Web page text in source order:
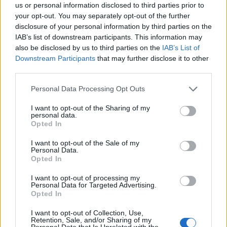
us or personal information disclosed to third parties prior to
your opt-out. You may separately opt-out of the further
disclosure of your personal information by third parties on the
IAB’s list of downstream participants. This information may
also be disclosed by us to third parties on the IAB’s List of
Downstream Participants that may further disclose it to other
Personal Data Processing Opt Outs
I want to opt-out of the Sharing of my
personal data.
Opted In
I want to opt-out of the Sale of my
Personal Data.
Opted In
I want to opt-out of processing my
Personal Data for Targeted Advertising.
Opted In
I want to opt-out of Collection, Use,
Retention, Sale, and/or Sharing of my
Kriset raporti mes
Butrintit Imerit dhe
aktores turke Su Burcu?
Detaji që ngriti dyshimet
E bujshme në Itali, Maldini
rrëfen të vërtetën e plotë
pas dorëheqjes:
Presidenti Malago na tha
mos prekni…
Zjarri masiv në Malin e
Mbrojtja: Aktualisht një
vatër aktive
sipërfaqe të mëdha/